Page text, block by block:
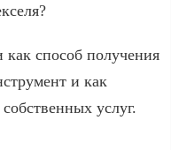
способ получения
и как
услуг.